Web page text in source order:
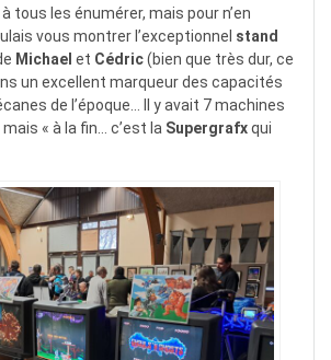
tous les énumérer, mais pour n’en
vous montrer l’exceptionnel stand
Michael et Cédric(bien que très dur, ce
un excellent marqueur des capacités
de l’époque… Il y avait 7 machines
« à la fin… c’est la Supergrafxqui